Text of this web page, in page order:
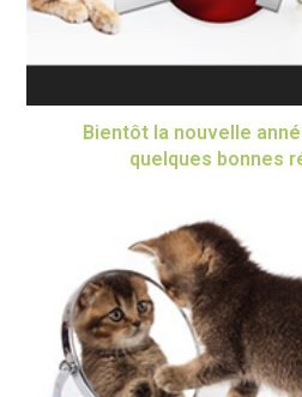
Bientôt la nouvelle
quelques bonnes